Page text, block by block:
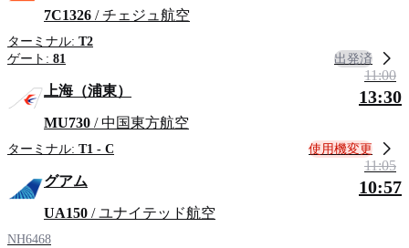
7C1326 / チェジュ航空
ターミナル: T2
ゲート: 81 出発済
上海（浦東）
MU730 / 中国東方航空
ターミナル: T1 - C
11:00
13:30
使用機変更
グアム
UA150 / ユナイテッド航空
NH6468
11:05
10:57